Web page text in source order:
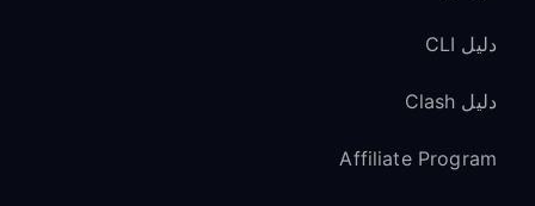
دليل CLI
دليل Clash
Affiliate Program